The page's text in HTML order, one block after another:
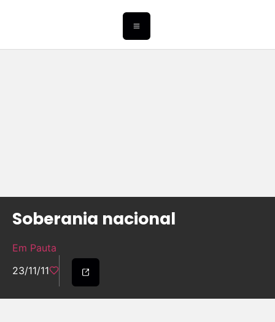
Soberania nacional
Em Pauta
23/11/11